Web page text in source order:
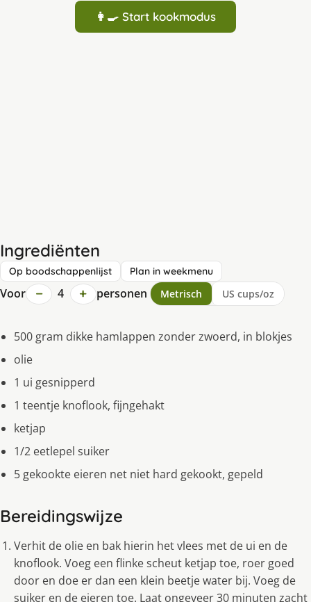
👩‍🍳 Start kookmodus
Ingrediënten
Op boodschappenlijst Plan in weekmenu
Voor − 4 + personen Metrisch US cups/oz
500 gram dikke hamlappen zonder zwoerd, in blokjes
olie
1 ui gesnipperd
1 teentje knoflook, fijngehakt
ketjap
1/2 eetlepel suiker
5 gekookte eieren net niet hard gekookt, gepeld
Bereidingswijze
Verhit de olie en bak hierin het vlees met de ui en de
knoflook. Voeg een flinke scheut ketjap toe, roer goed
door en doe er dan een klein beetje water bij. Voeg de
suiker en de eieren toe. Laat ongeveer 30 minuten zacht